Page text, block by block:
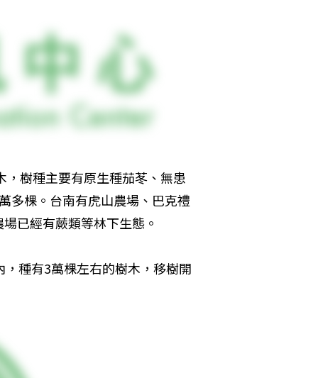
樹種主要有原生種茄苳、無患
多棵。台南有虎山農場、巴克禮
已經有蕨類等林下生態。
種有3萬棵左右的樹木，移樹開